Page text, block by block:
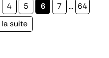
Page
4 Page
5
Page
6 Page
7 … Page
64
suite